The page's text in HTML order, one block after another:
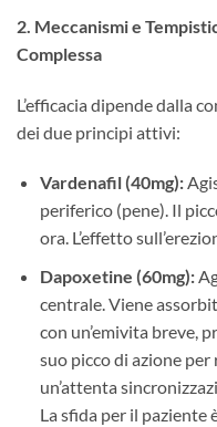
2. Meccanismi e
Complessa
L’efficacia dipende dalla
dei due principi attivi:
Vardenafil (40mg):
periferico (pene). Il
ora. L’effetto
Dapoxetine (60mg):
centrale. Viene
con un’emivita breve,
suo picco di azione
un’attenta
La sfida per il paziente